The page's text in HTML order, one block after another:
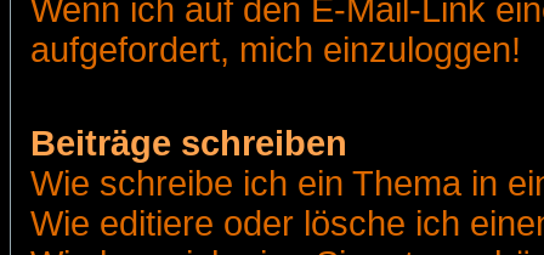
Wenn ich auf den E-Mail-Link
aufgefordert, mich einzuloggen!
Beiträge schreiben
Wie schreibe ich ein Thema in
Wie editiere oder lösche ich